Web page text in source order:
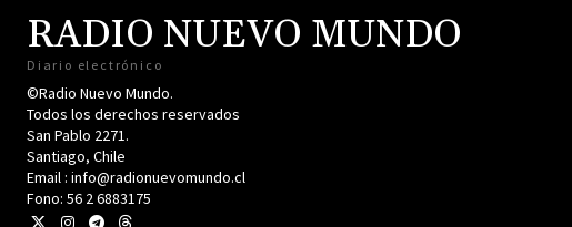
RADIO NUEVO MUNDO
Diario electrónico
©Radio Nuevo Mundo.
Todos los derechos reservados
San Pablo 2271.
Santiago, Chile
Email : info@radionuevomundo.cl
Fono: 56 2 6883175